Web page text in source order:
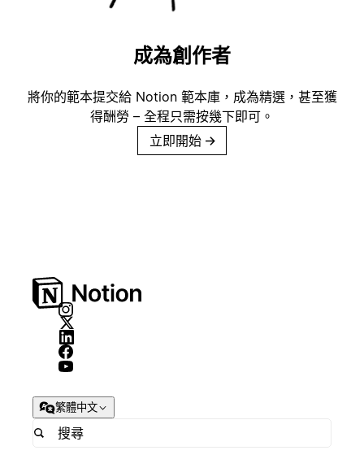
成為創作者
將你的範本提交給 Notion 範本庫，成為精選，甚至獲
得酬勞 – 全程只需按幾下即可。
立即開始 →
繁體中文